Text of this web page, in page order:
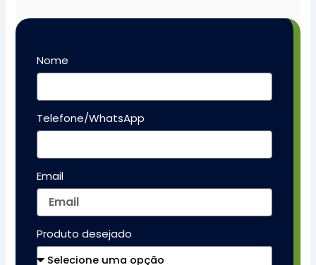
Nome
Telefone/WhatsApp
Email
Produto desejado